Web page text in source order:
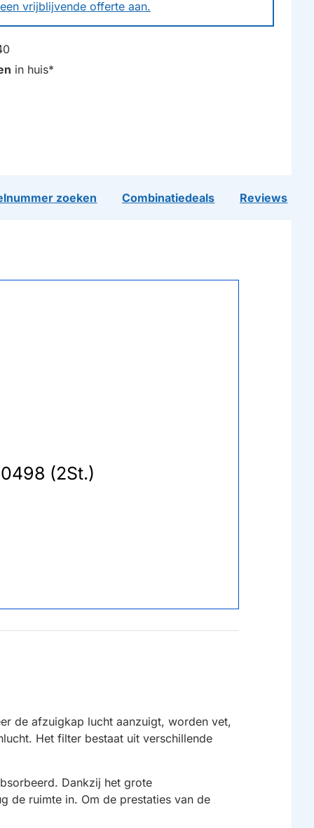
vrijblijvende offerte aan.
in huis*
zoeken Combinatiedeals Reviews
(2St.)
de afzuigkap lucht aanzuigt, worden vet,
Het filter bestaat uit verschillende
Dankzij het grote
de ruimte in. Om de prestaties van de